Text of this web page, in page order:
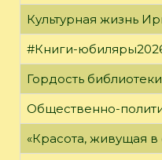
Культурная жизнь
#Книги-
Гордость
Общественно-
«Красота, живущая в